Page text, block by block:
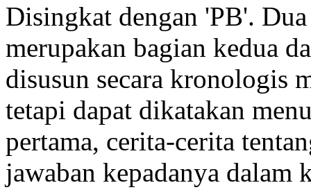
Disingkat dengan 'PB'.
merupakan bagian kedua
disusun secara kronologis
tetapi dapat dikatakan
pertama, cerita-cerita
jawaban kepadanya dalam